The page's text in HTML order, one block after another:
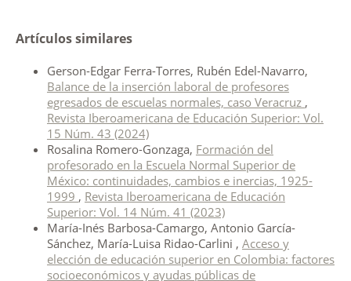
Artículos similares
Gerson-Edgar Ferra-Torres, Rubén Edel-Navarro,
Balance de la inserción laboral de profesores
egresados de escuelas normales, caso Veracruz ,
Revista Iberoamericana de Educación Superior: Vol.
15 Núm. 43 (2024)
Rosalina Romero-Gonzaga, Formación del
profesorado en la Escuela Normal Superior de
México: continuidades, cambios e inercias, 1925-
1999 , Revista Iberoamericana de Educación
Superior: Vol. 14 Núm. 41 (2023)
María-Inés Barbosa-Camargo, Antonio García-
Sánchez, María-Luisa Ridao-Carlini , Acceso y
elección de educación superior en Colombia: factores
socioeconómicos y ayudas públicas de